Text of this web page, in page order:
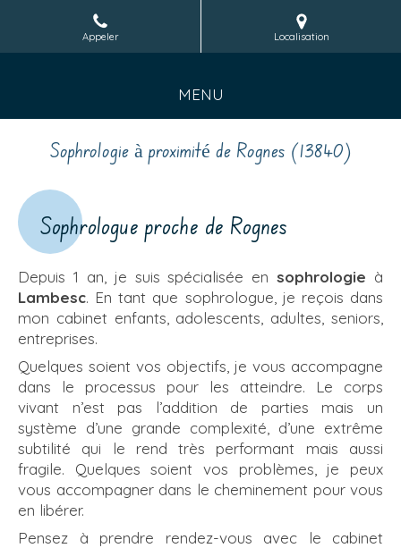
Appeler Localisation
MENU
Sophrologie à proximité de Rognes (13840)
Sophrologue proche de Rognes
Depuis 1 an, je suis spécialisée ensophrologie à
Lambesc. En tant que sophrologue, je reçois dans
mon cabinet enfants, adolescents, adultes, seniors,
entreprises.
Quelques soient vos objectifs, je vous accompagne
dans le processus pour les atteindre. Le corps
vivant n’est pas l’addition de parties mais un
système d’une grande complexité, d’une extrême
subtilité qui le rend très performant mais aussi
fragile. Quelques soient vos problèmes, je peux
vous accompagner dans le cheminement pour vous
en libérer.
Pensez à prendre rendez-vous avec le cabinet